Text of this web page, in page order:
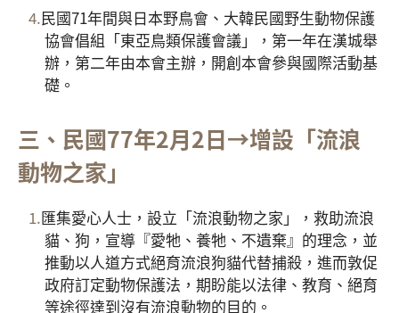
民國71年間與日本野鳥會、大韓民國野生動物保護
協會倡組「東亞鳥類保護會議」，第一年在漢城舉
辦，第二年由本會主辦，開創本會參與國際活動基
礎。
三、民國77年2月2日→增設「流浪
動物之家」
匯集愛心人士，設立「流浪動物之家」，救助流浪
貓、狗，宣導『愛牠、養牠、不遺棄』的理念，並
推動以人道方式絕育流浪狗貓代替捕殺，進而敦促
政府訂定動物保護法，期盼能以法律、教育、絕育
等途徑達到沒有流浪動物的目的。